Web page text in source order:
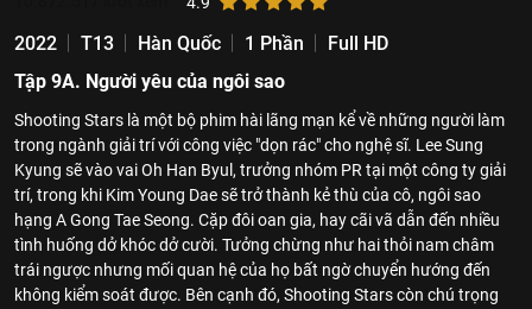
2022 T13 Hàn Quốc 1 Phần
Full HD
Tập 9A. Người yêu của ngôi sao
Shooting Stars là một bộ phim hài lãng mạn kể về những người làm
trong ngành giải trí với công việc "dọn rác" cho nghệ sĩ. Lee Sung
Kyung sẽ vào vai Oh Han Byul, trưởng nhóm PR tại một công ty giải
trí, trong khi Kim Young Dae sẽ trở thành kẻ thù của cô, ngôi sao
hạng A Gong Tae Seong. Cặp đôi oan gia, hay cãi vã dẫn đến nhiều
tình huống dở khóc dở cười. Tưởng chừng như hai thỏi nam châm
trái ngược nhưng mối quan hệ của họ bất ngờ chuyển hướng đến
không kiểm soát được. Bên cạnh đó, Shooting Stars còn chú trọng